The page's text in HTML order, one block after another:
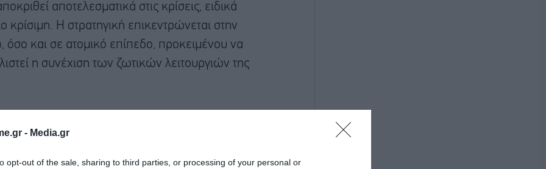
- Media.gr
opt-out of the sale, sharing to third parties, or processing of your personal or
αποτελεσματικά στις κρίσεις, ειδικά
κρίσιμη. Η στρατηγική επικεντρώνεται στην
όσο και σε ατομικό επίπεδο, προκειμένου να
η συνέχιση των ζωτικών λειτουργιών της